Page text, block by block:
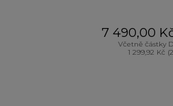
7 490,00
Včetně částky
1 299,92 Kč